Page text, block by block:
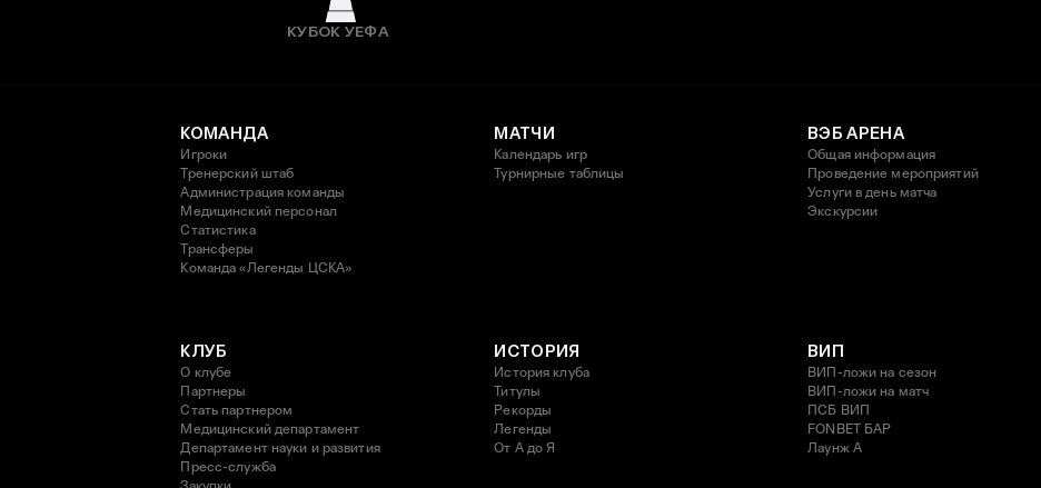
КУБОК УЕФА
КОМАНДА
Игроки
Тренерский штаб
Администрация команды
Медицинский персонал
Статистика
Трансферы
Команда «Легенды ЦСКА»
МАТЧИ
Календарь игр
Турнирные таблицы
ВЭБ АРЕНА
Общая информация
Проведение мероприятий
Услуги в день матча
Экскурсии
КЛУБ
О клубе
Партнеры
Стать партнером
Медицинский департамент
Департамент науки и развития
Пресс-служба
ИСТОРИЯ
История клуба
Титулы
Рекорды
Легенды
От А до Я
ВИП
ВИП-ложи на сезон
ВИП-ложи на матч
ПСБ ВИП
FONBET БАР
Лаунж A